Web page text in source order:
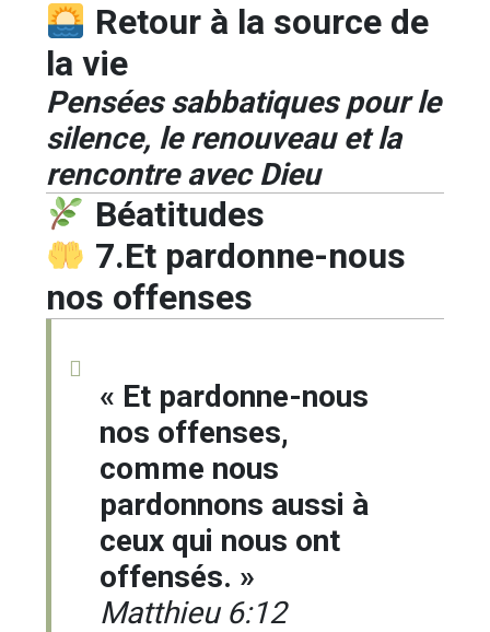
Retour à la source de
la vie
Pensées sabbatiques pour le
silence, le renouveau et la
rencontre avec Dieu
Béatitudes
7.Et pardonne-nous
nos offenses
« Et pardonne-nous
nos offenses,
comme nous
pardonnons aussi à
ceux qui nous ont
offensés. »
Matthieu 6:12